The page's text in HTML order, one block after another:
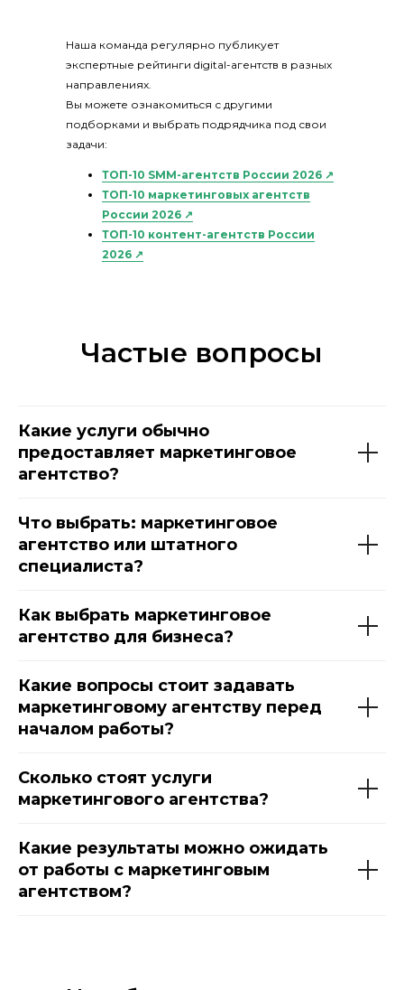
Наша команда регулярно публикует
экспертные рейтинги digital-агентств в разных
направлениях.
Вы можете ознакомиться с другими
подборками и выбрать подрядчика под свои
задачи:
ТОП-10 SMM-агентств России 2026 ↗
ТОП-10 маркетинговых агентств
России 2026 ↗
ТОП-10 контент-агентств России
2026 ↗
Частые вопросы
Какие услуги обычно
предоставляет маркетинговое
агентство?
Что выбрать: маркетинговое
агентство или штатного
специалиста?
Как выбрать маркетинговое
агентство для бизнеса?
Какие вопросы стоит задавать
маркетинговому агентству перед
началом работы?
Сколько стоят услуги
маркетингового агентства?
Какие результаты можно ожидать
от работы с маркетинговым
агентством?